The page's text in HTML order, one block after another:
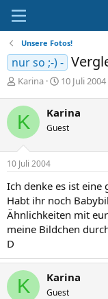
Unsere Fotos!
nur so ;-) -
E
s
t
e
l
l
e
Karina
E
t
e
l
m
10 Juli 2004
K Karina
Guest
10 Juli 2004
Ich denke es ist eine
Habt ihr noch
Ähnlichkeiten mit
meine Bildchen
D
K Karina
Guest